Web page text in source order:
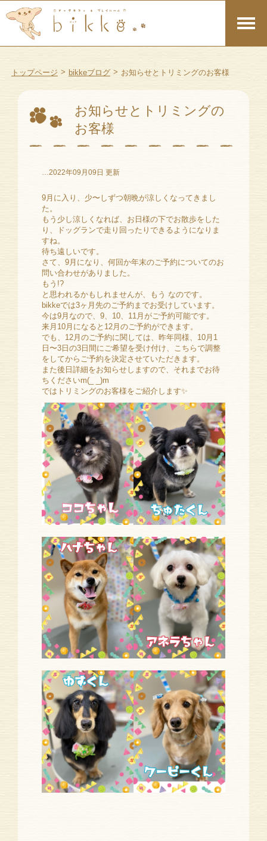
トップページ > bikkeブログ > お知らせとトリミングのお客様
お知らせとトリミングの
お客様
…2022年09月09日 更新
9月に入り、少〜しずつ朝晩が涼しくなってきまし
た。
もう少し涼しくなれば、お日様の下でお散歩をした
り、ドッグランで走り回ったりできるようになりま
すね。
待ち遠しいです。
さて、9月になり、何回か年末のご予約についてのお
問い合わせがありました。
もう!?
と思われるかもしれませんが、もう なのです。
bikkeでは3ヶ月先のご予約までお受けしています。
今は9月なので、9、10、11月がご予約可能です。
来月10月になると12月のご予約ができます。
でも、12月のご予約に関しては、昨年同様、10月1
日〜3日の3日間にご希望を受け付け、こちらで調整
をしてからご予約を決定させていただきます。
また後日詳細をお知らせしますので、それまでお待
ちくださいm(_ _)m
ではトリミングのお客様をご紹介します✨️